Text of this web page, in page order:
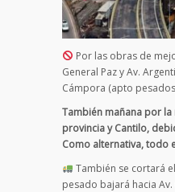
Por las obras de
General Paz y Av.
Cámpora (apto
También mañana por
provincia y Cantilo,
Como alternativa, todo
También se cortará
pesado bajará hacia